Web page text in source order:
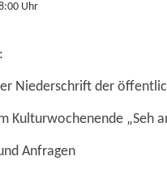
Uhr
Niederschrift der
Kulturwochenende „Seh
Anfragen